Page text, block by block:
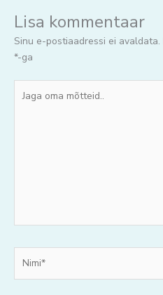
Lisa kommentaar
Sinu e-postiaadressi ei avaldata.
*-ga
oma